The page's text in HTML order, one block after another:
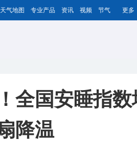
天气地图 专业产品 资讯 视频 节气 更多
全国安睡指
降温